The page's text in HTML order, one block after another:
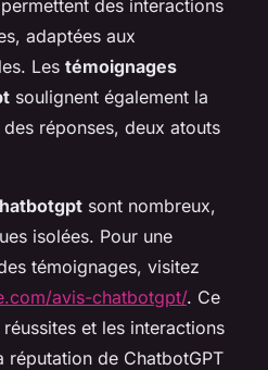
des interactions
adaptées aux
Les témoignages
soulignent également la
réponses, deux atouts
sont nombreux,
isolées. Pour une
témoignages, visitez
avis-chatbotgpt/. Ce
et les interactions
de ChatbotGPT